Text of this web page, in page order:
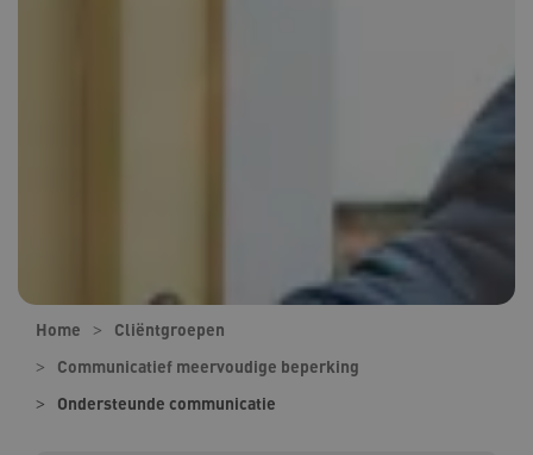
Home
Cliëntgroepen
Communicatief meervoudige beperking
Ondersteunde communicatie